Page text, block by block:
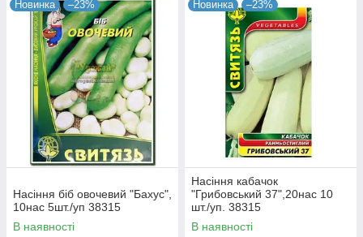
Новинка –23%
Насіння біб овочевий "Бахус",
10нас 5шт./уп 38315
В наявності
Новинка –23%
Насіння кабачок
"Грибовський 37",20нас 10
шт./уп. 38315
В наявності